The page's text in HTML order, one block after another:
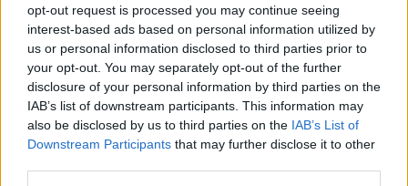
opt-out request is processed you may continue seeing
interest-based ads based on personal information utilized by
us or personal information disclosed to third parties prior to
your opt-out. You may separately opt-out of the further
disclosure of your personal information by third parties on the
IAB’s list of downstream participants. This information may
also be disclosed by us to third parties on the IAB’s List of
Downstream Participants that may further disclose it to other
αποκαλύψει τώρα το όνομα του αθλητή στην οποίο έχει
ήδη κάνει πρόταση, αφού οι τελικοί της Stoiximan GBL
βρίσκονται εν εξελίξει και δεν υπάρχει λογική στο να
διαταράξει τώρα τις ισορροπίες και τη συγκέντρωση της
ομάδας του.
Σε μία σειρά από “stories”, ο Δημήτρης Γιαννακόπουλος